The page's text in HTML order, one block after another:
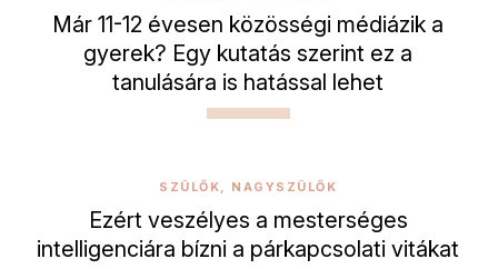
Már 11-12 évesen közösségi médiázik a
gyerek? Egy kutatás szerint ez a
tanulására is hatással lehet
SZÜLŐK, NAGYSZÜLŐK
Ezért veszélyes a mesterséges
intelligenciára bízni a párkapcsolati vitákat